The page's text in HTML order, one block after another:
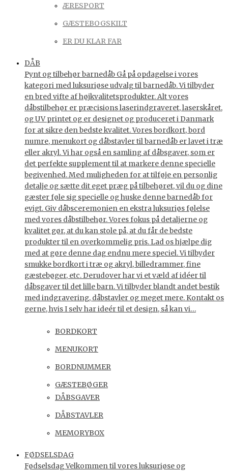
ÆRESPORT
GÆSTEBOGSKILT
ER DU KLAR FAR
DÅB
Pynt og tilbehør barnedåb Gå på opdagelse i vores
kategori med luksuriøse udvalg til barnedåb. Vi tilbyder
en bred vifte af højkvalitetsprodukter. Alt vores
dåbstilbehør er præcisions laserindgraveret, laserskåret,
og UV printet og er designet og produceret i Danmark
for at sikre den bedste kvalitet. Vores bordkort, bord
numre, menukort og dåbstavler til barnedåb er lavet i træ
eller akryl. Vi har også en samling af dåbsgaver, som er
det perfekte supplement til at markere denne specielle
begivenhed. Med muligheden for at tilføje en personlig
detalje og sætte dit eget præg på tilbehøret, vil du og dine
gæster føle sig specielle og huske denne barnedåb for
evigt. Giv dåbsceremonien en ekstra luksuriøs følelse
med vores dåbstilbehør. Vores fokus på detaljerne og
kvalitet gør, at du kan stole på, at du får de bedste
produkter til en overkommelig pris. Lad os hjælpe dig
med at gøre denne dag endnu mere speciel. Vi tilbyder
smukke bordkort i træ og akryl, billedrammer, fine
gæstebøger, etc. Derudover har vi et væld af idéer til
dåbsgaver til det lille barn. Vi tilbyder blandt andet bestik
med indgravering, dåbstavler og meget mere. Kontakt os
gerne, hvis I selv har ideér til et design, så kan vi…
BORDKORT
MENUKORT
BORDNUMMER
GÆSTEBØGER
DÅBSGAVER
DÅBSTAVLER
MEMORYBOX
FØDSELSDAG
Fødselsdag Velkommen til vores luksuriøse og